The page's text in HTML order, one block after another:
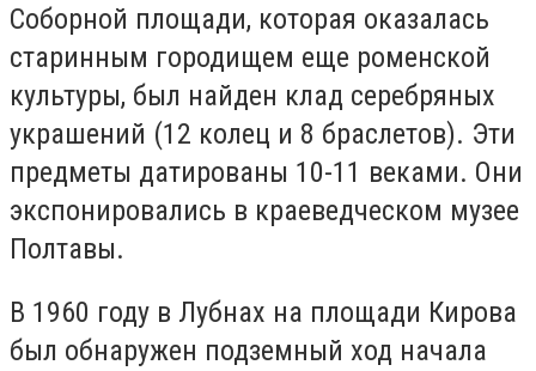
Соборной площади, которая оказалась
старинным городищем еще роменской
культуры, был найден клад серебряных
украшений (12 колец и 8 браслетов). Эти
предметы датированы 10-11 веками. Они
экспонировались в краеведческом музее
Полтавы.
В 1960 году в Лубнах на площади Кирова
был обнаружен подземный ход начала